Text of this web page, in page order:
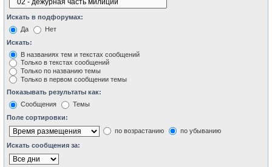
Искать в подфорумах:
Да
Нет
Искать:
В названиях тем и текстах сообщений
Только в текстах сообщений
Только по названию темы
Только в первом сообщении темы
Показывать результаты как:
Сообщения
Темы
Поле сортировки:
по возрастанию
по убыванию
Искать сообщения за: